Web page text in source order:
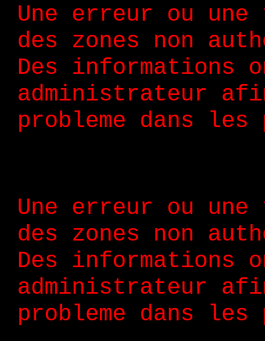
Une erreur ou
des zones non
Des informations
administrateur
probleme dans
Une erreur ou
des zones non
Des informations
administrateur
probleme dans